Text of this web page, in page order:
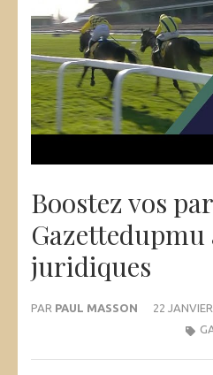
Boostez vos
Gazettedupmu
juridiques
PAR PAUL MASSON
22